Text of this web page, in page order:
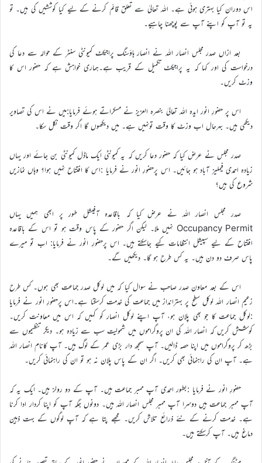
اس دوران کیا بہتری ہوئی ہے۔ اللہ تعالیٰ سے تعلق قائم کرنے کے لیے کیا کوششیں کی ہیں۔ تو
یہ تو آپ کو اپنے آپ سے پوچھنا چاہیے۔
بعد ازاں صدر مجلس انصار اللہ نے انصار ہاؤسنگ پراجیکٹ کمیونٹی سنٹر کے حوالہ سے دعا کی
درخواست کی اور کہا کہ یہ پراجیکٹ تکمیل کے قریب ہے۔ہماری خواہش ہے کہ حضور اس کا
وزٹ کریں۔
اس پر حضورِ انور ایدہ اللہ تعالیٰ بنصرہ العزیز نے مسکراتے ہوئے فرمایا:میں نے اس کی تصاویر
دیکھی ہیں۔ بہرحال اب وزٹ کا وقت تونہیں ہے۔ میں دیکھوں گا اگر وقت نکل سکا۔
صدر مجلس نے عرض کیا کہ حضور دعا کریں کہ یہ کمیونٹی ایک ماڈل کمیونٹی بن جائے اور یہاں
زیادہ احمدی فیملیز آباد ہو جائیں۔ اس پرحضورِ انور نے فرمایا :اس کا افتتاح نہیں ہوا؟ وہاں نمازیں
شروع کی ہیں؟
صدر مجلس انصار اللہ نے عرض کیا کہ باقاعدہ آفیشل طور پر ابھی ہمیں یہاں
Occupancy Permit نہیں ملا۔ لیکن اگر حضور کے پاس وقت ہو تو اس کے باقاعدہ
افتتاح کے لیے سپیشل انتظامات کیے جاسکتے ہیں۔ اس پرحضورِ انور نے فرمایا: اب تو میرے
پاس صرف دو دن ہیں۔ یہ کس طرح ہو گا۔ دیکھیں گے۔
اس کے بعد معاون صدر صاحب نے سوال کیا کہ میں لوکل صدر جماعت بھی ہوں۔ کس طرح
زعیم انصار اللہ لوکل سطح پر بہترانداز میں جماعت کی خدمت کرسکتا ہے۔اس پرحضورِ انور نے فرمایا
:لوکل جماعت کا جو بھی پلان ہو، آپ اپنے لوکل انصار کو کہیں کہ اس میں معاونت کریں۔
کوشش کریں کہ انصار اللہ کی ان پروگراموں میں شمولیت سب سے زیادہ ہو۔ دیگر تنظیموں سے
بڑھ کر پروگراموں میں اپنا حصہ ڈالیں۔ آپ سمجھ دار بڑی عمر کے لوگ ہیں۔ آپ کانام انصار اللہ
ہے۔ آپ ان کی راہنمائی بھی کریں۔ اگر ان کے پاس پلان نہ ہو تو ان کی راہنمائی کریں۔
حضورِ انور نے فرمایا :بطور احمدی آپ ممبر جماعت ہیں۔ آپ کے دو رولز ہیں۔ ایک یہ کہ
آپ ممبر جماعت ہیں دوسرا آپ ممبر مجلس انصار اللہ ہیں۔ دونوں جگہ آپ کو اپنا کردار ادا کرنا
ہے۔ خدمت کرنے کے نئے ذرائع تلاش کریں۔ مجھے پتا ہے کہ آپ لوگوں کے بہت ذہین
دماغ ہیں۔ آپ کرسکتے ہیں۔